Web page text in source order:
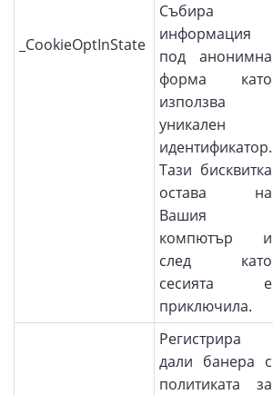
_CookieOptInState
Събира
информация
под анонимна
форма като
използва
уникален
идентификатор.
Тази бисквитка
остава на
Вашия
компютър и
след като
сесията е
приключила.
Регистрира
дали банера с
политиката за